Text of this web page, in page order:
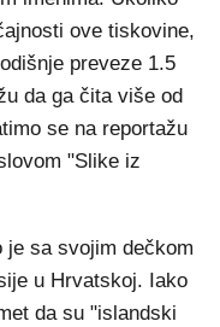
ove tiskovine,
preveze 1.5
da ga čita više od
se na reportažu
"Slike iz
je sa svojim dečkom
u Hrvatskoj. Iako
da su "islandski